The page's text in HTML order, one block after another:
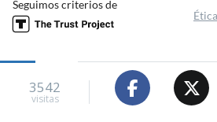
Seguimos criterios de
3542
visitas